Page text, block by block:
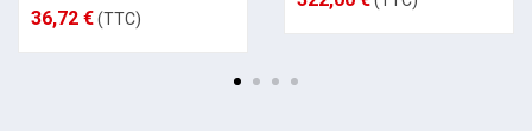
36,72 €(TTC)